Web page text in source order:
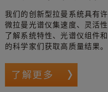
我们的创新型拉曼系统具有
微拉曼光谱仪集速度、灵活
了解系统特性、光谱仪组件
的科学家们获取高质量结果。
了解更多